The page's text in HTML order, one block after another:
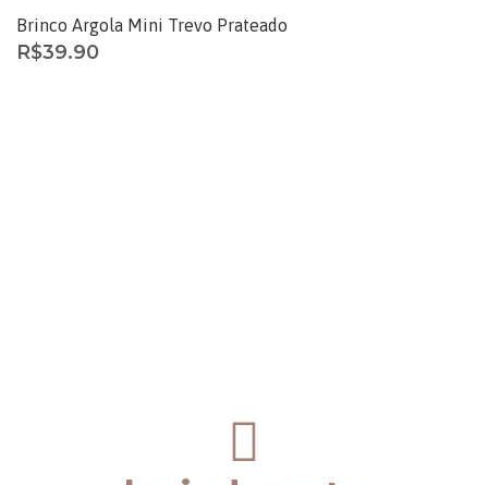
Brinco Argola Mini Trevo Prateado
R$39.90